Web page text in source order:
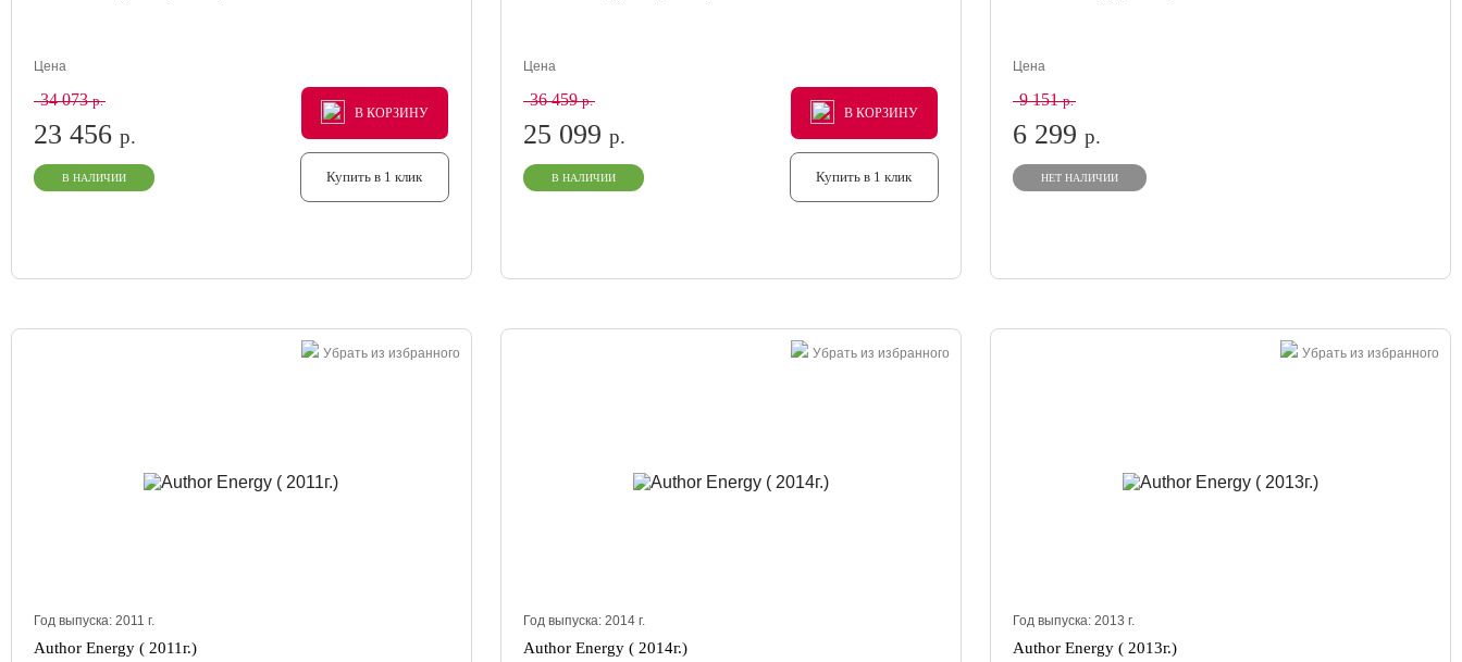
Цена
34 073р.
23 456 р.
В НАЛИЧИИ
В КОРЗИНУ
В КОРЗИНУ
В КОРЗИНУ
Купить в 1 клик
Цена
36 459р.
25 099р.
В НАЛИЧИИ
В КОРЗИНУ
В КОРЗИНУ
В КОРЗИНУ
Купить в 1 клик
Цена
9 151р.
6 299р.
НЕТ НАЛИЧИИ
Убрать из избранного
Год выпуска: 2011 г.
Author Energy ( 2011г.)
Убрать из избранного
Год выпуска:2014г.
Author Energy ( 2014г.)
Убрать из избранного
Год выпуска:2013г.
Author Energy ( 2013г.)